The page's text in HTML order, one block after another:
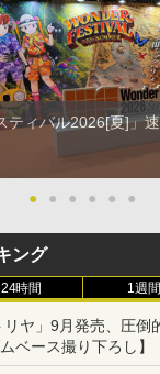
ティバル2026[夏]」
● ● ● ● ● ●
ング
24時間 1週間
リヤ」9月発売、圧倒
ベース撮り下ろし】